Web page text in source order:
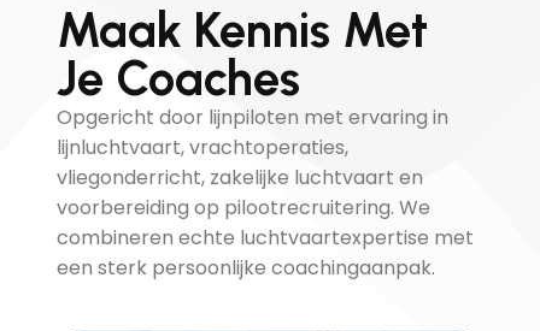
Maak Kennis Met
Je Coaches
Opgericht door lijnpiloten met ervaring in
lijnluchtvaart, vrachtoperaties,
vliegonderricht, zakelijke luchtvaart en
voorbereiding op pilootrecruitering. We
combineren echte luchtvaartexpertise met
een sterk persoonlijke coachingaanpak.